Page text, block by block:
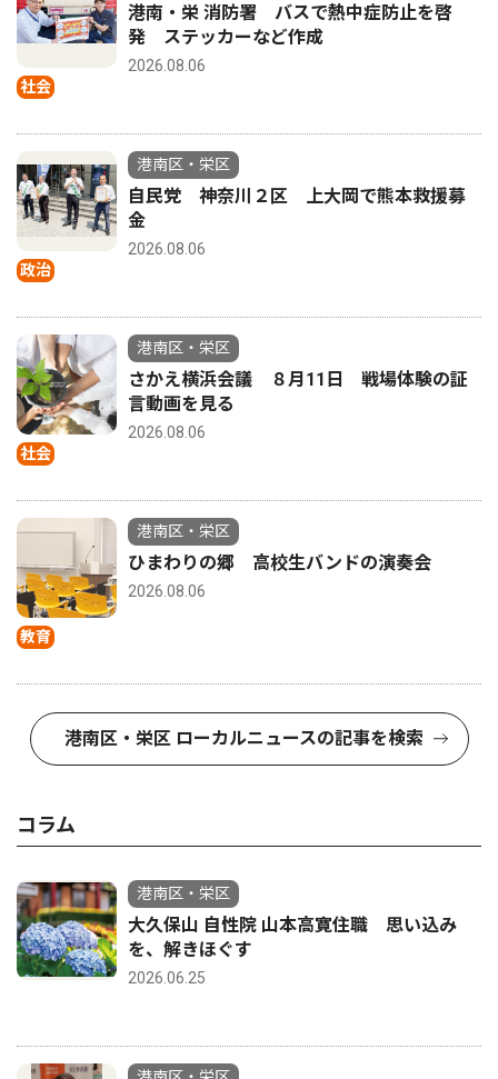
社会
港南・栄 消防署 バスで熱中症防止を啓
発 ステッカーなど作成
2026.08.06
政治
港南区・栄区
自民党 神奈川２区 上大岡で熊本救援募
金
2026.08.06
社会
港南区・栄区
さかえ横浜会議 ８月11日 戦場体験の証
言動画を見る
2026.08.06
教育
港南区・栄区
ひまわりの郷 高校生バンドの演奏会
2026.08.06
港南区・栄区 ローカルニュースの記事を検索
コラム
港南区・栄区
大久保山 自性院 山本高寛住職 思い込み
を、解きほぐす
2026.06.25